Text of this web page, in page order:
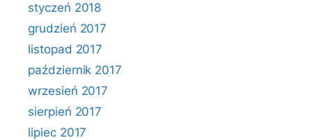
styczeń 2018
grudzień 2017
listopad 2017
październik 2017
wrzesień 2017
sierpień 2017
lipiec 2017